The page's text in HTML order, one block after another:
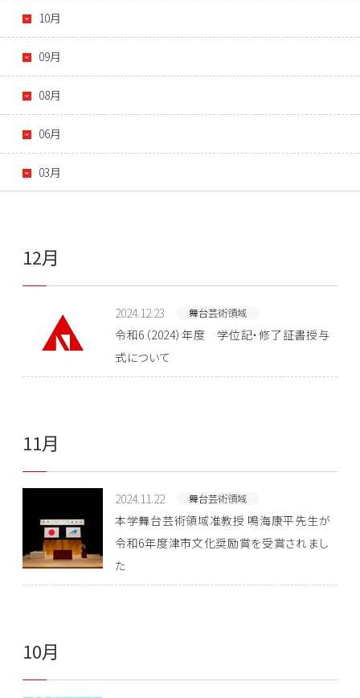
10月
09月
08月
06月
03月
12月
2024.12.23 舞台芸術領域
令和6（2024）年度 学位記・修了証書授与
式について
11月
2024.11.22 舞台芸術領域
本学舞台芸術領域准教授 鳴海康平先生が
令和6年度津市文化奨励賞を受賞されまし
た
10月